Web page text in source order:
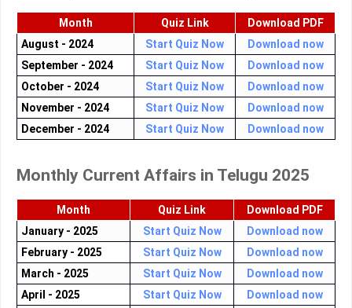
Month Quiz Link
Download PDF
August - 2024
Start Quiz Now
Download now
September - 2024
Start Quiz Now
Download now
October - 2024
Start Quiz Now
Download now
November - 2024
Start Quiz Now
Download now
December - 2024
Start Quiz Now Download now
Monthly Current Affairs in Telugu 2025
Month Quiz Link
Download PDF
January - 2025
Start Quiz Now
Download now
February - 2025
Start Quiz Now
Download now
March - 2025
Start Quiz Now
Download now
April - 2025
Start Quiz Now
Download now